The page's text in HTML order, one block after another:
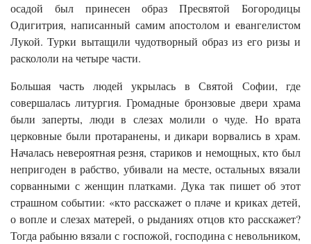
осадой был принесен образ Пресвятой Богородицы
Одигитрия, написанный самим апостолом и евангелистом
Лукой. Турки вытащили чудотворный образ из его ризы и
раскололи на четыре части.
Большая часть людей укрылась в Святой Софии, где
совершалась литургия. Громадные бронзовые двери храма
были заперты, люди в слезах молили о чуде. Но врата
церковные были протаранены, и дикари ворвались в храм.
Началась невероятная резня, стариков и немощных, кто был
непригоден в рабство, убивали на месте, остальных вязали
сорванными с женщин платками. Дука так пишет об этот
страшном событии: «кто расскажет о плаче и криках детей,
о вопле и слезах матерей, о рыданиях отцов кто расскажет?
Тогда рабыню вязали с госпожой, господина с невольником,